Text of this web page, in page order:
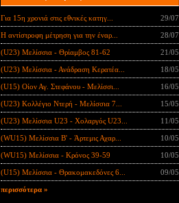
Για 15η χρονιά στις εθνικές κατηγ... 29/07
Η αντίστροφη μέτρηση για την έναρ... 28/07
(U23) Μελίσσια - Θρίαμβος 81-62 21/05
(U23) Μελίσσια - Ανάδραση Κερατέα... 18/05
(U15) Οίον Αγ. Στεφάνου - Μελίσσι... 16/05
(U23) Κολλέγιο Ντερή - Μελίσσια 7... 15/05
(U23) Μελίσσια U23 - Χολαργός U23... 11/05
(WU15) Μελίσσια B' - Άρτεμις Αχαρ... 10/05
(WU15) Μελίσσια - Κρόνος 39-59 10/05
(U15) Μελίσσια - Θρακομακεδόνες 6... 09/05
περισσότερα »